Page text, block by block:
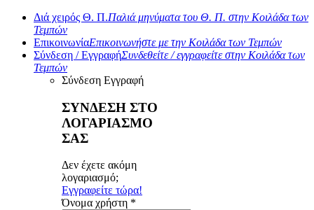
Διά χειρός Θ. Π.Παλιά μηνύματα του Θ. Π. στην Κοιλάδα των
Τεμπών
ΕπικοινωνίαΕπικοινωνήστε με την Κοιλάδα των Τεμπών
Σύνδεση / ΕγγραφήΣυνδεθείτε / εγγραφείτε στην Κοιλάδα των
Τεμπών
Σύνδεση Εγγραφή
ΣΥΝΔΕΣΗ ΣΤΟ
ΛΟΓΑΡΙΑΣΜΟ
ΣΑΣ
Δεν έχετε ακόμη
λογαριασμό;
Εγγραφείτε τώρα!
Όνομα χρήστη *